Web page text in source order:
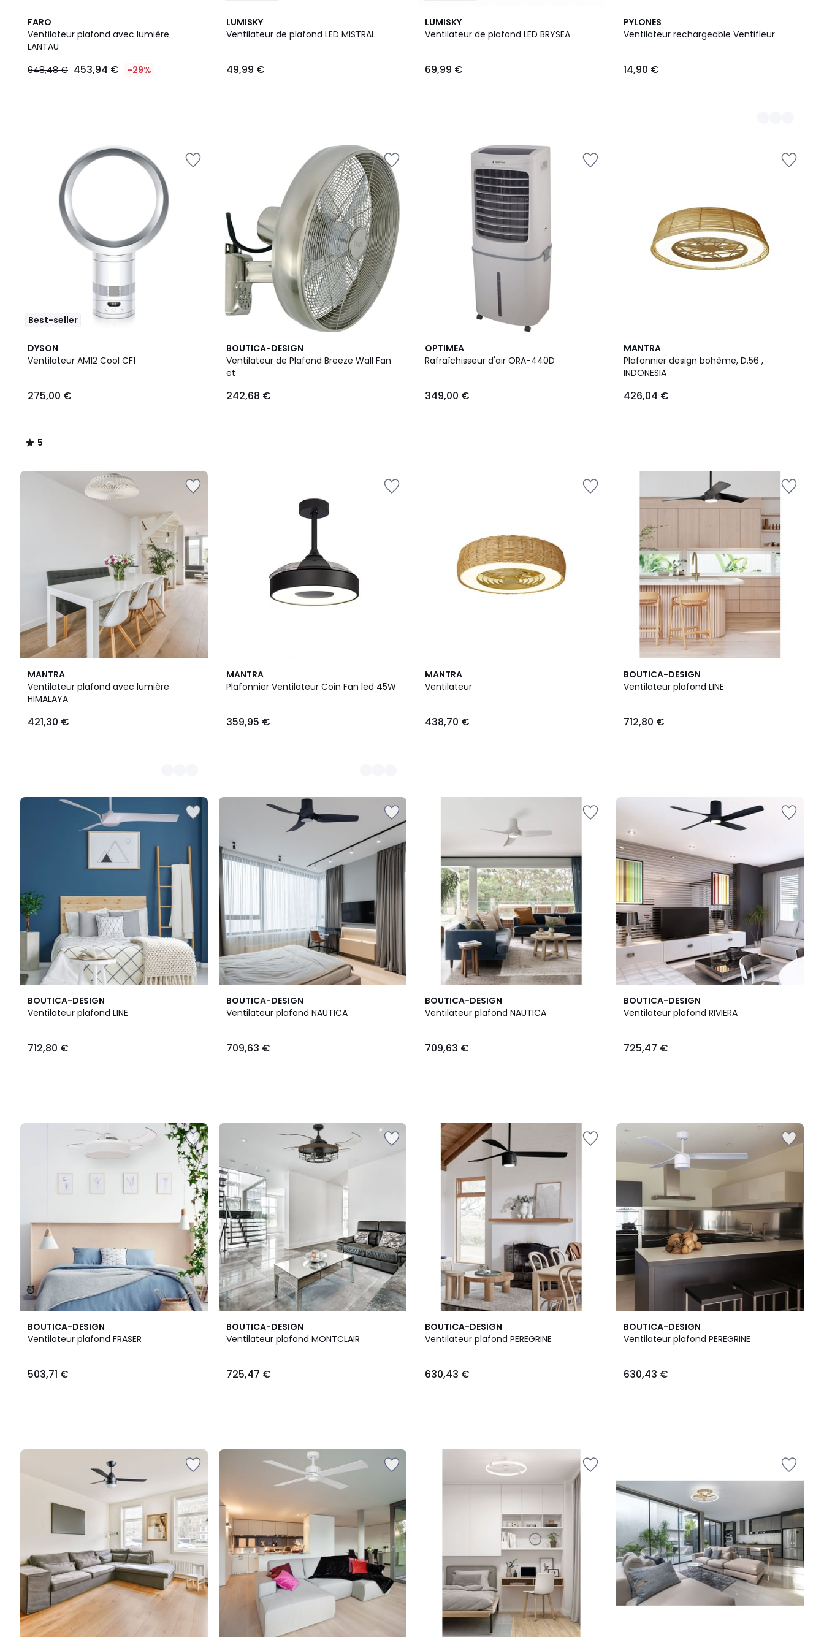
FARO
Ventilateur plafond avec lumière
LANTAU
€
réduction
appliquée.
648,48 € 453,94 € -29%
LUMISKY
Ventilateur de plafond LED MISTRAL
49,99 €
LUMISKY
Ventilateur de plafond LED BRYSEA
69,99 €
PYLONES
Ventilateur rechargeable Ventifleur
14,90 €
3
Couleurs
Best-seller
DYSON
Ventilateur AM12 Cool CF1
275,00 €
5
/
5
/
BOUTICA-DESIGN
Ventilateur de Plafond Breeze Wall Fan
et
242,68 €
OPTIMEA
Rafraîchisseur d'air ORA-440D
349,00 €
MANTRA
Plafonnier design bohème, D.56 ,
INDONESIA
426,04 €
MANTRA
Ventilateur plafond avec lumière
HIMALAYA
421,30 €
2
Couleurs
MANTRA
Plafonnier Ventilateur Coin Fan led 45W
359,95 €
2
Couleurs
MANTRA
Ventilateur
438,70 €
BOUTICA-DESIGN
Ventilateur plafond LINE
712,80 €
BOUTICA-DESIGN
Ventilateur plafond LINE
712,80 €
BOUTICA-DESIGN
Ventilateur plafond NAUTICA
709,63 €
BOUTICA-DESIGN
Ventilateur plafond NAUTICA
709,63 €
BOUTICA-DESIGN
Ventilateur plafond RIVIERA
725,47 €
BOUTICA-DESIGN
Ventilateur plafond FRASER
503,71 €
BOUTICA-DESIGN
Ventilateur plafond MONTCLAIR
725,47 €
BOUTICA-DESIGN
Ventilateur plafond PEREGRINE
630,43 €
BOUTICA-DESIGN
Ventilateur plafond PEREGRINE
630,43 €